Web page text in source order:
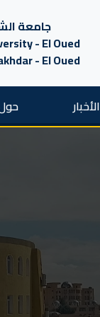
جامعة
- El Oued
- El Oued
الأخبار